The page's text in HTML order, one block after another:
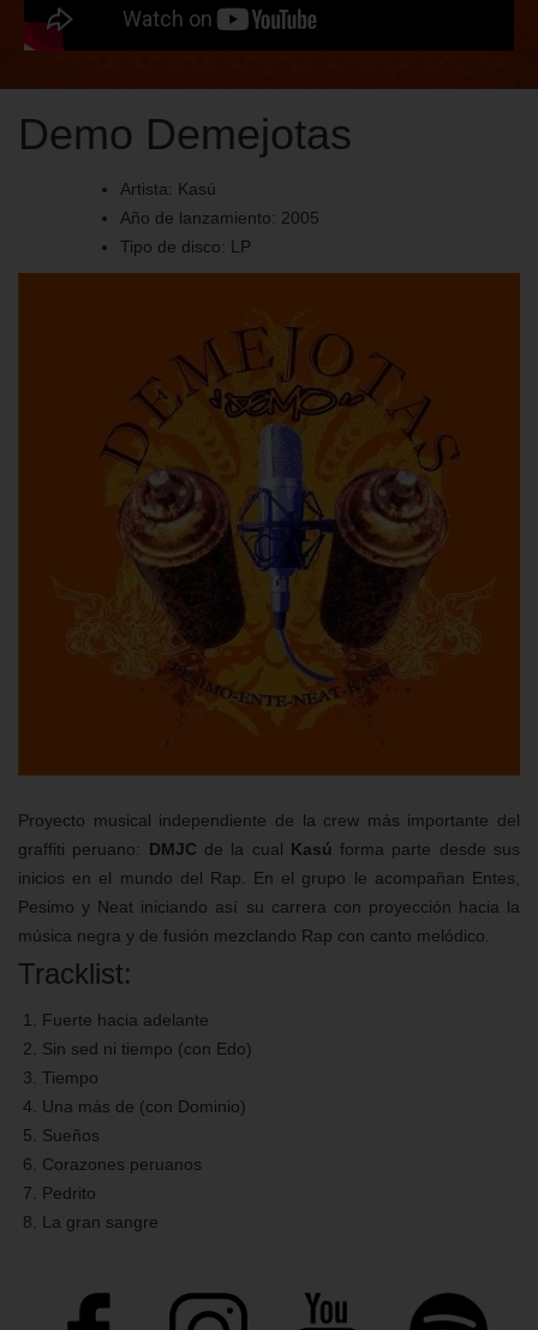
Demo Demejotas
Artista: Kasú
Año de lanzamiento: 2005
Tipo de disco: LP
Proyecto musical independiente de la crew más importante del
graffiti peruano: DMJC de la cual Kasú forma parte desde sus
inicios en el mundo del Rap. En el grupo le acompañan Entes,
Pesimo y Neat iniciando así su carrera con proyección hacia la
música negra y de fusión mezclando Rap con canto melódico.
Tracklist:
Fuerte hacia adelante
Sin sed ni tiempo (con Edo)
Tiempo
Una más de (con Dominio)
Sueños
Corazones peruanos
Pedrito
La gran sangre